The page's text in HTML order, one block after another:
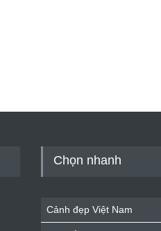
Chọn nhanh
Cảnh đẹp Việt Nam